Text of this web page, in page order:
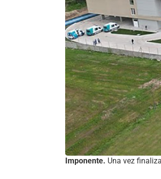
Imponente. Una vez